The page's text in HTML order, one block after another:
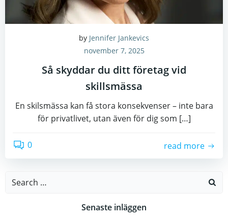
by Jennifer Jankevics
november 7, 2025
Så skyddar du ditt företag vid
skillsmässa
En skilsmässa kan få stora konsekvenser – inte bara
för privatlivet, utan även för dig som […]
0 read more
Search
Senaste inläggen